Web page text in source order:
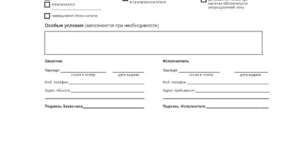
метро Партизанская
метро Румянцево
метро Полежаевская